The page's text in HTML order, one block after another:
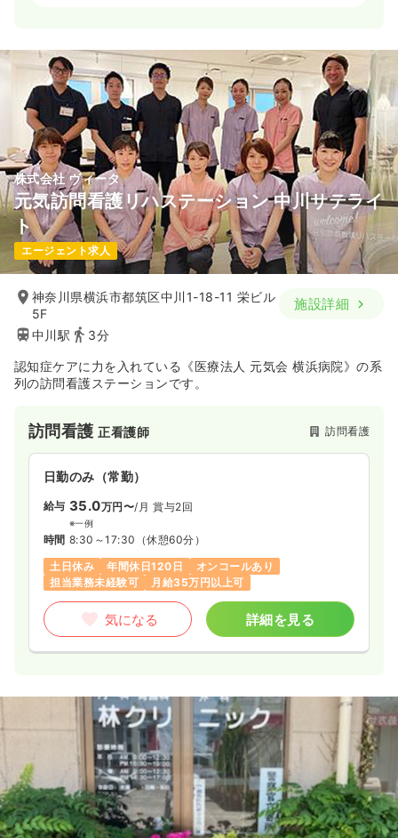
給与 24.0万円〜/月 賞与2回
※経験8年の例
時間 9:00～17:15
日祝休み
ブランク可 月給24万円以上可
気になる 詳細を見る
日勤のみ（パート） 一時募集休止
給与 時給1,700円〜
時間 9:00～17:15
日祝休み
ブランク可 時給1,700円以上可
気になる
給与 23.8 万円〜/月
時間 9:00～17:15（休憩60分）
日祝休み
オンコールあり
ブランク可
気になる 詳細を見る
株式会社 ヴィータ
元気訪問看護リハステーション 中川サテライ
ト
エージェント求人
神奈川県横浜市都筑区中川1-18-11 栄ビル
5F
中川駅
3分
施設詳細
認知症ケアに力を入れている《医療法人 元気会 横浜病院》の系
列の訪問看護ステーションです。
訪問看護正看護師 訪問看護
日勤のみ（常勤）
給与 35.0万円〜/月 賞与2回
※一例
時間 8:30～17:30 （休憩60分）
土日休み
年間休日120日
オンコールあり
担当業務未経験可
月給35万円以上可
気になる 詳細を見る